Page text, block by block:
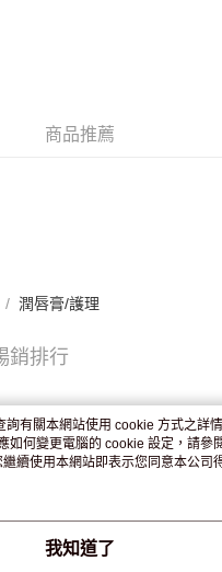
認後2-4個工作天到店，7天內
商品推薦
潤唇膏/護理
銷排行
詢有關本網站使用 cookie 方式之詳
如何變更電腦的 cookie 設定，請參
續使用本網站即表示您同意本公司
。
我知道了